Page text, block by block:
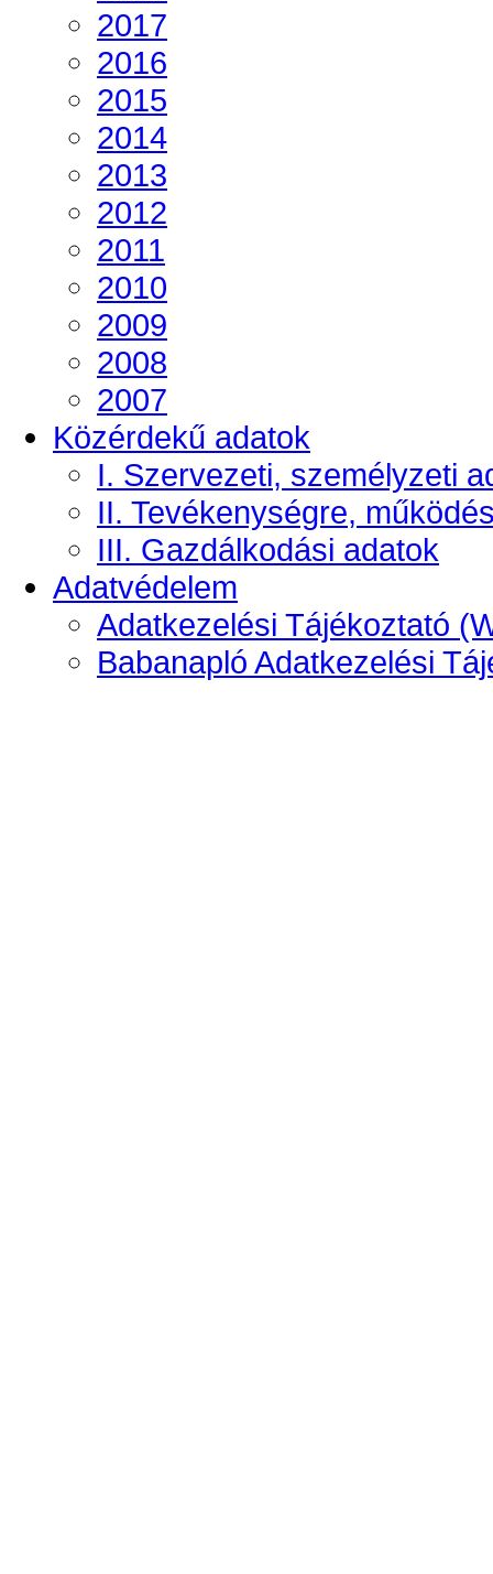
2017
2016
2015
2014
2013
2012
2011
2010
2009
2008
2007
Közérdekű adatok
I. Szervezeti, személyzeti
II. Tevékenységre,
III. Gazdálkodási adatok
Adatvédelem
Adatkezelési Tájékoztató
Babanapló Adatkezelési